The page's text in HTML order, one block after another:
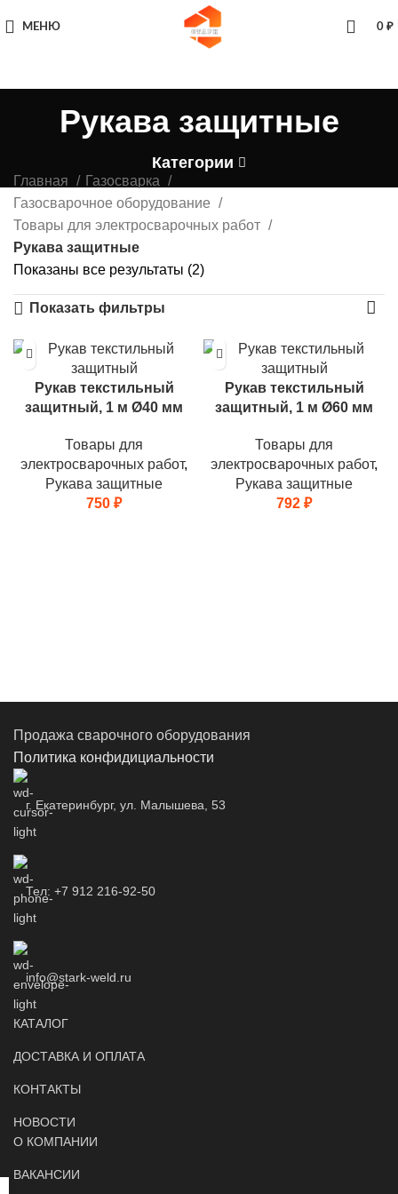
МЕНЮ 0 ₽
Рукава защитные
Категории
Главная
Газосварка
Газосварочное оборудование
Товары для электросварочных работ
Рукава защитные
Показаны все результаты (2)
Показать фильтры
Рукав текстильный
защитный, 1 м Ø40 мм
Товары для
электросварочных работ,
Рукава защитные
750 ₽
Рукав текстильный
защитный, 1 м Ø60 мм
Товары для
электросварочных работ,
Рукава защитные
792 ₽
Продажа сварочного оборудования
Политика конфидициальности
г. Екатеринбург, ул. Малышева, 53
Тел: +7 912 216-92-50
info@stark-weld.ru
КАТАЛОГ
ДОСТАВКА И ОПЛАТА
КОНТАКТЫ
НОВОСТИ
О КОМПАНИИ
ВАКАНСИИ